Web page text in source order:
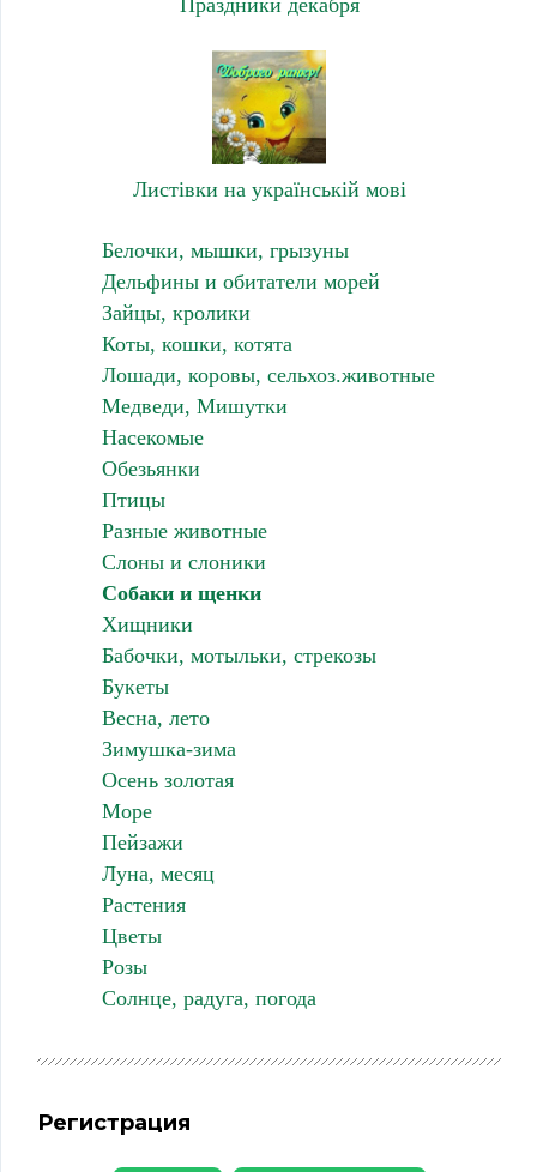
Листівки на українській мові
Белочки, мышки, грызуны
Дельфины и обитатели морей
Зайцы, кролики
Коты, кошки, котята
Лошади, коровы, сельхоз.животные
Медведи, Мишутки
Насекомые
Обезьянки
Птицы
Разные животные
Слоны и слоники
Собаки и щенки
Хищники
Бабочки, мотыльки, стрекозы
Букеты
Весна, лето
Зимушка-зима
Осень золотая
Море
Пейзажи
Луна, месяц
Растения
Цветы
Розы
Солнце, радуга, погода
Регистрация